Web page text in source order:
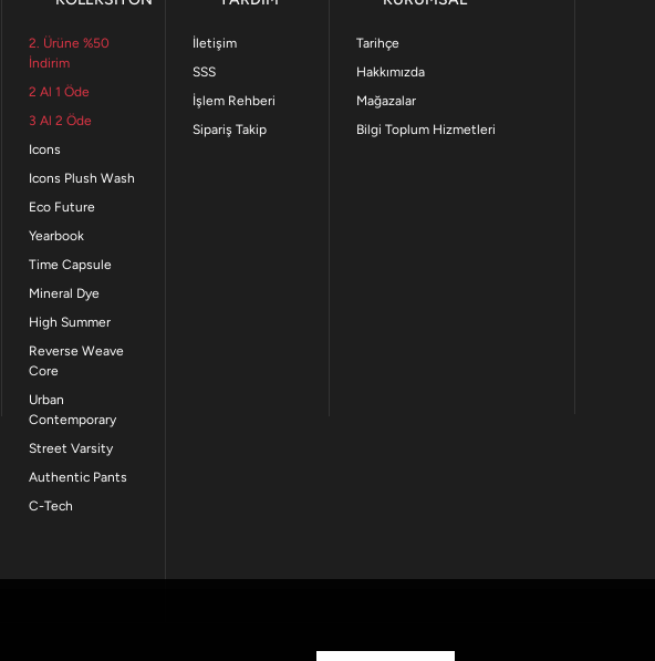
2. Ürüne %50
İndirim
2 Al 1 Öde
3 Al 2 Öde
Icons
Icons Plush Wash
Eco Future
Yearbook
Time Capsule
Mineral Dye
High Summer
Reverse Weave
Core
Urban
Contemporary
Street Varsity
Authentic Pants
C-Tech
İletişim
SSS
İşlem Rehberi
Sipariş Takip
Tarihçe
Hakkımızda
Mağazalar
Bilgi Toplum Hizmetleri